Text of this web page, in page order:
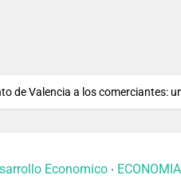
de Valencia a los comerciantes:
Economico •